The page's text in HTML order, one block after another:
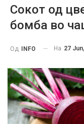
Сокот од
бомба во
Од INFO На 27